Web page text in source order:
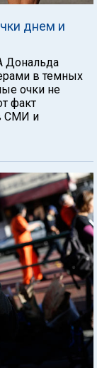
днем и
Дональда
в темных
очки не
факт
СМИ и